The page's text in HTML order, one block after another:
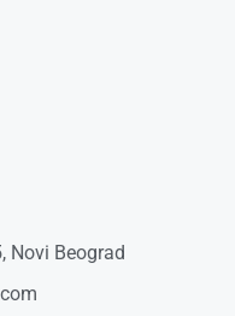
Novi Beograd